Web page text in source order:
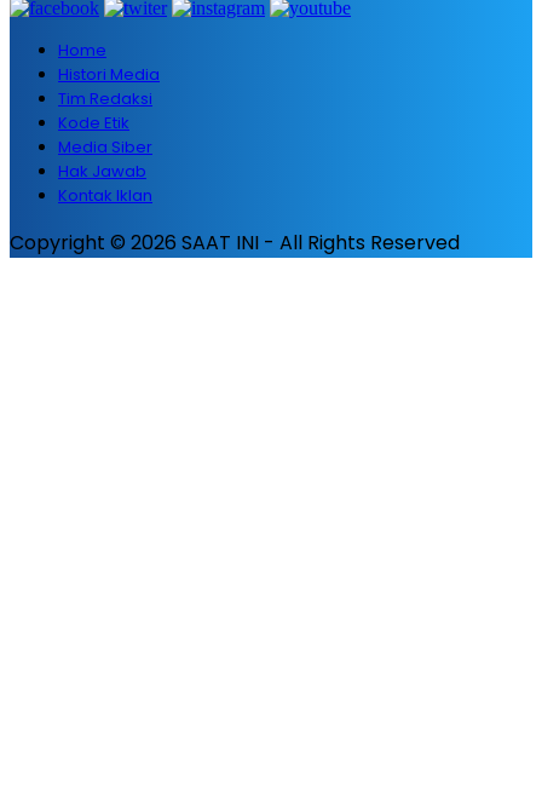
Home
Histori Media
Tim Redaksi
Kode Etik
Media Siber
Hak Jawab
Kontak Iklan
Copyright © 2026 SAAT INI - All Rights Reserved